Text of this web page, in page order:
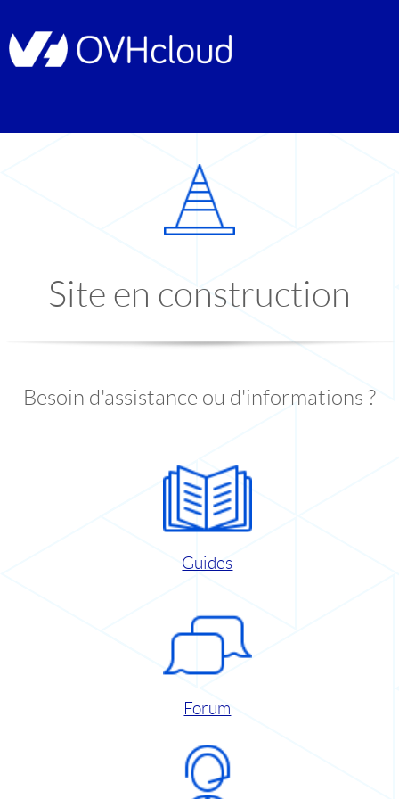
Site en construction
Besoin d'assistance ou d'informations ?
Guides
Forum